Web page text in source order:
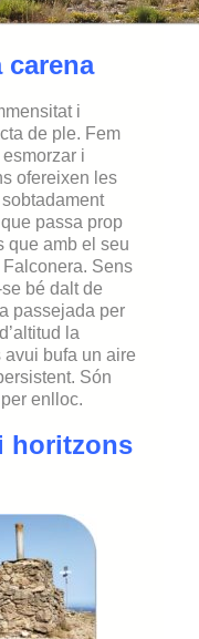
carena
i
de ple. Fem
i
ofereixen les
passa prop
que amb el seu
Sens
bé dalt de
passejada per
la
avui bufa un aire
Són
enlloc.
horitzons